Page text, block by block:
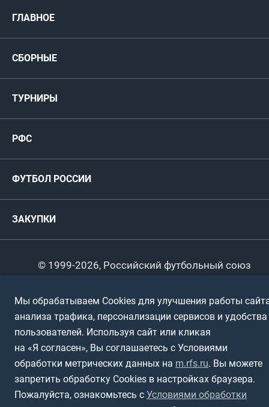
ГЛАВНОЕ
Карта болельщика
СБОРНЫЕ
Футзал
Титулы и трофеи
ТУРНИРЫ
Международные
Турниры клубов
РФС
Регионы
Документы
ФУТБОЛ РОССИИ
Пляжный
ПОДА-футбол
Футбольное двоеборье
Интерактивный
Любители
Дети
Ветераны
Спортсмены с ОВЗ
ЗАКУПКИ
© 1999-2026, Российский футбольный союз
Политика обработки персональных данных
Использование информации
Полная версия сайта
Мы обрабатываем Cookies для улучшения работы
анализа трафика, персонализации сервисов и удобства
пользователей. Используя сайт или кликая
на «Я согласен», Вы соглашаетесь с Условиями
обработки метрических данных на m.rfs.ru. Вы можете
запретить обработку Cookies в настройках браузера.
Пожалуйста, ознакомьтесь с Условиями обработки